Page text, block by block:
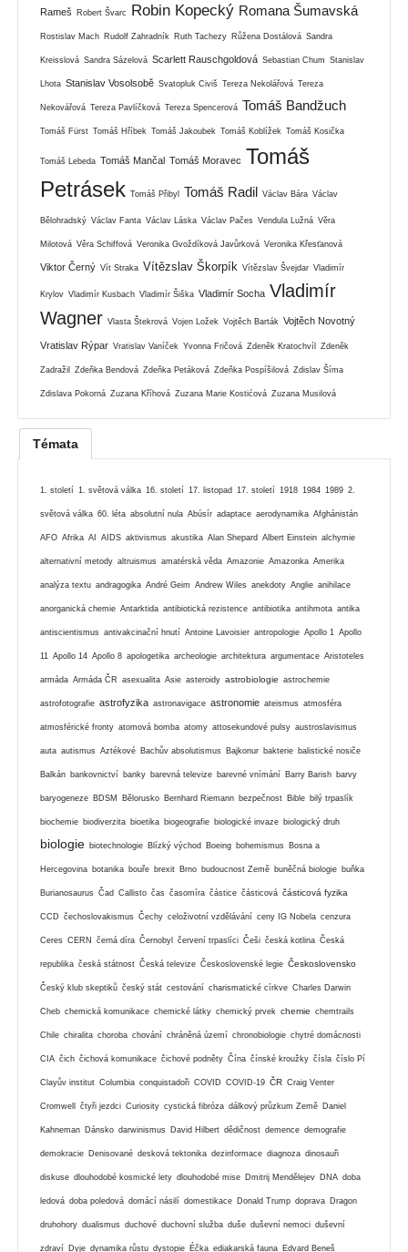
Rameš Robert Švarc Robin Kopecký Romana Šumavská
Rostislav Mach Rudolf Zahradník Ruth Tachezy Růžena Dostálová Sandra
Kreisslová Sandra Sázelová Scarlett Rauschgoldová Sebastian Chum Stanislav
Lhota Stanislav Vosolsobě Svatopluk Civiš Tereza Nekolářová Tereza
Nekovářová Tereza Pavlíčková Tereza Spencerová Tomáš Bandžuch
Tomáš Fürst Tomáš Hříbek Tomáš Jakoubek Tomáš Koblížek Tomáš Kosička
Tomáš Lebeda Tomáš Mančal Tomáš Moravec Tomáš
Petrásek Tomáš Přibyl Tomáš Radil Václav Bára Václav
Bělohradský Václav Fanta Václav Láska Václav Pačes Vendula Lužná Věra
Milotová Věra Schiffová Veronika Gvoždíková Javůrková Veronika Křesťanová
Viktor Černý Vít Straka Vítězslav Škorpík Vítězslav Švejdar Vladimír
Krylov Vladimír Kusbach Vladimír Šiška Vladimír Socha Vladimír
Wagner Vlasta Štekrová Vojen Ložek Vojtěch Barták Vojtěch Novotný
Vratislav Rýpar Vratislav Vaníček Yvonna Fričová Zdeněk Kratochvíl Zdeněk
Zadražil Zdeňka Bendová Zdeňka Petáková Zdeňka Pospíšilová Zdislav Šíma
Zdislava Pokorná Zuzana Kříhová Zuzana Marie Kostićová Zuzana Musilová
Témata
1. století 1. světová válka 16. století 17. listopad 17. století 1918 1984 1989 2.
světová válka 60. léta absolutní nula Abúsír adaptace aerodynamika Afghánistán
AFO Afrika AI AIDS aktivismus akustika Alan Shepard Albert Einstein alchymie
alternativní metody altruismus amatérská věda Amazonie Amazonka Amerika
analýza textu andragogika André Geim Andrew Wiles anekdoty Anglie anihilace
anorganická chemie Antarktida antibiotická rezistence antibiotika antihmota antika
antiscientismus antivakcinační hnutí Antoine Lavoisier antropologie Apollo 1 Apollo
11 Apollo 14 Apollo 8 apologetika archeologie architektura argumentace Aristoteles
armáda Armáda ČR asexualita Asie asteroidy astrobiologie astrochemie
astrofotografie astrofyzika astronavigace astronomie ateismus atmosféra
atmosférické fronty atomová bomba atomy attosekundové pulsy austroslavismus
auta autismus Aztékové Bachův absolutismus Bajkonur bakterie balistické nosiče
Balkán bankovnictví banky barevná televize barevné vnímání Barry Barish barvy
baryogeneze BDSM Bělorusko Bernhard Riemann bezpečnost Bible bilý trpaslík
biochemie biodiverzita bioetika biogeografie biologické invaze biologický druh
biologie biotechnologie Blízký východ Boeing bohemismus Bosna a
Hercegovina botanika bouře brexit Brno budoucnost Země buněčná biologie buňka
Burianosaurus Čad Callisto čas časomíra částice částicová částicová fyzika
CCD čechoslovakismus Čechy celoživotní vzdělávání ceny IG Nobela cenzura
Ceres CERN černá díra Černobyl červení trpaslíci Češi česká kotlina Česká
republika česká státnost Česká televize Československé legie Československo
Český klub skeptiků český stát cestování charismatické církve Charles Darwin
Cheb chemická komunikace chemické látky chemický prvek chemie chemtrails
Chile chiralita choroba chování chráněná území chronobiologie chytré domácnosti
CIA čich čichová komunikace čichové podněty Čína čínské kroužky čísla číslo Pí
Clayův institut Columbia conquistadoři COVID COVID-19 ČR Craig Venter
Cromwell čtyři jezdci Curiosity cystická fibróza dálkový průzkum Země Daniel
Kahneman Dánsko darwinismus David Hilbert dědičnost demence demografie
demokracie Denisované desková tektonika dezinformace diagnoza dinosauři
diskuse dlouhodobé kosmické lety dlouhodobé mise Dmitrij Mendělejev DNA doba
ledová doba poledová domácí násilí domestikace Donald Trump doprava Dragon
druhohory dualismus duchové duchovní služba duše duševní nemoci duševní
zdraví Dyje dynamika růstu dystopie Éčka ediakarská fauna Edvard Beneš